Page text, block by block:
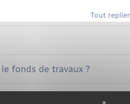
Tout replier
fonds de travaux ?
?